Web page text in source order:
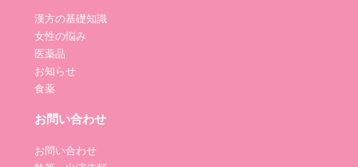
漢方の基礎知識
女性の悩み
医薬品
お知らせ
食薬
お問い合わせ
お問い合わせ